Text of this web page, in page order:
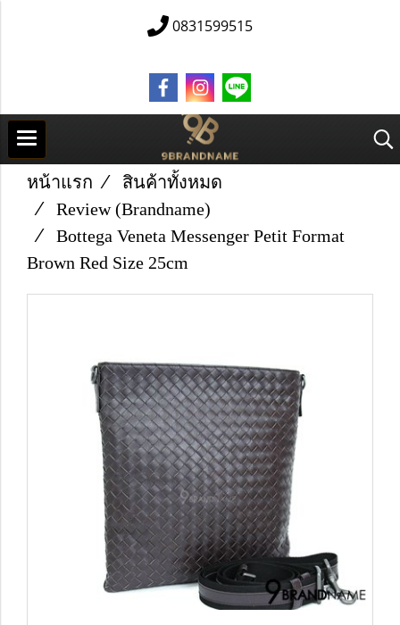
0831599515
หน้าแรก
สินค้าทั้งหมด
Review (Brandname)
Bottega Veneta Messenger Petit Format
Brown Red Size 25cm